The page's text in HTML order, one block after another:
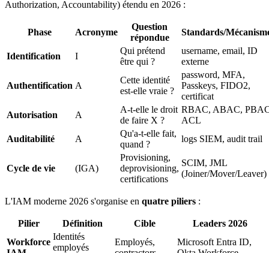
Authorization, Accountability) étendu en 2026 :
Phase Acronyme
Question
répondue
Standards/
Identification I
Qui prétend
être qui ?
username, email, ID
externe
Authentification A
Cette identité
est-elle vraie ?
password, MFA,
Passkeys, FIDO2,
certificat
Autorisation
A
A-t-elle le droit
de faire X ?
RBAC, ABAC,
ACL
Auditabilité
A
Qu'a-t-elle fait,
quand ?
logs SIEM, audit trail
Cycle de vie (IGA)
Provisioning,
deprovisioning,
certifications
SCIM, JML
(Joiner/Mover/Leaver)
L'IAM moderne 2026 s'organise en quatre piliers :
Pilier Définition Cible
Leaders 2026
Workforce
Identités
employés
Employés,
Microsoft Entra ID,